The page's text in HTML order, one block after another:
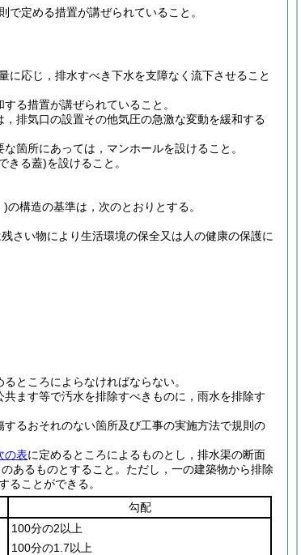
で定める措置が講ぜられていること。
に応じ，排水すべき下水を支障なく流下させること
る措置が講ぜられていること。
排気口の設置その他気圧の急激な変動を緩和する
箇所にあっては，マンホールを設けること。
きる蓋)を設けること。
)の構造の基準は，次のとおりとする。
さい物により生活環境の保全又は人の健康の保護に
るところによらなければならない。
ます等で汚水を排除すべきものに，雨水を排除す
るおそれのない箇所及び工事の実施方法で規則の
の表に定めるところによるものとし，排水渠の断面
あるものとすること。 ただし，一の建築物から排除
ることができる。
勾配
100分の2以上
100分の1.7以上